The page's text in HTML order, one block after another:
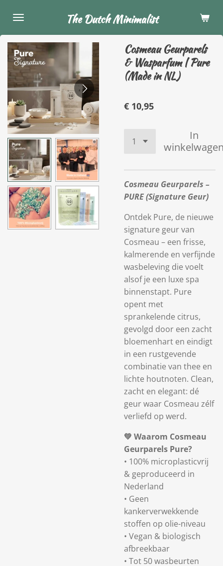
direct
naar
de
hoofdinhoud
The Dutch Minimalist
Cosmeau Geurparels
& Wasparfum | Pure
(Made in NL)
€ 10,95
In
Cosmeau Geurparels –
PURE (Signature Geur)
Ontdek Pure, de nieuwe
signature geur van
Cosmeau – een frisse,
kalmerende en verfijnde
wasbeleving die voelt
alsof je een luxe spa
binnenstapt. Pure
opent met
sprankelende citrus,
gevolgd door een zacht
bloemenhart en eindigt
in een rustgevende
combinatie van thee en
lichte houtnoten. Clean,
zacht en elegant: dé
geur waar Cosmeau zélf
verliefd op werd.
💚 Waarom Cosmeau
Geurparels Pure?
• 100% microplasticvrij
& geproduceerd in
Nederland
• Geen
kankerverwekkende
stoffen op olie-niveau
• Vegan & biologisch
afbreekbaar
• Tot 50 wasbeurten